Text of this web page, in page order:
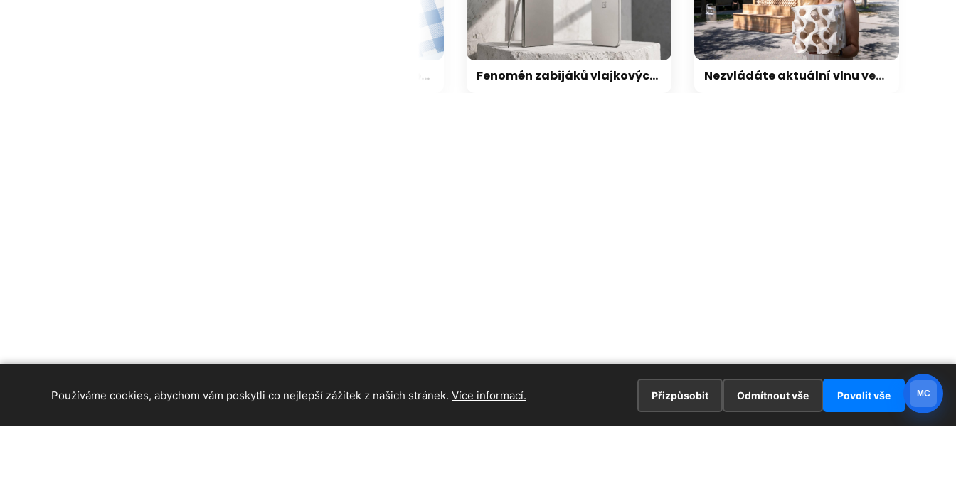
Fenomén zabijáků vlajkových lodí: jak noví hráči dokázali přechytračit mobilní obry Nezvládáte aktuální vlnu veder? Vědci z Rakouska přišli s elegantním řešením chlazení vzduchu
Používáme cookies, abychom vám poskytli co nejlepší zážitek z našich stránek. Více informací. Přizpůsobit Odmítnout vše Povolit vše MC